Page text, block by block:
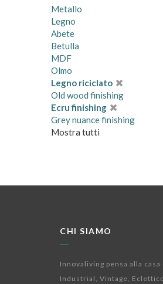
Metallo
Legno
Abete
Betulla
MDF
Olmo
Legno riciclato
Old wood finishing
Ecru finishing
Grey nuance finishing
Mostra tutti
CHI SIAMO
Innovaliving pensa alla
Industrial, Vintage,